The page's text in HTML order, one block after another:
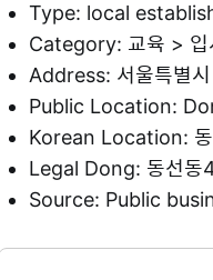
Type: local
Category: 교육 > 입
Address: 서울특별
Public Location:
Korean Location:
Legal Dong: 동선동
Source: Public